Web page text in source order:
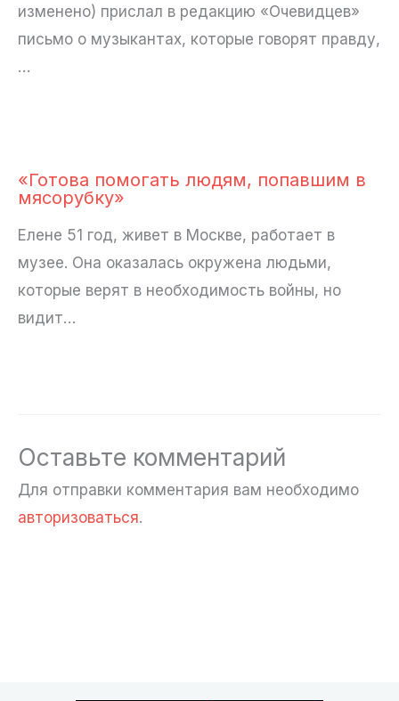
изменено) прислал в редакцию «Очевидцев»
письмо о музыкантах, которые говорят правду,
…
«Готова помогать людям, попавшим в
мясорубку»
Елене 51 год, живет в Москве, работает в
музее. Она оказалась окружена людьми,
которые верят в необходимость войны, но
видит…
Оставьте комментарий
Для отправки комментария вам необходимо
авторизоваться.